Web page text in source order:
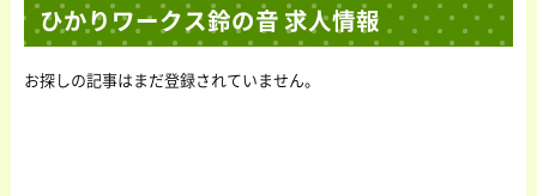
ひかりワークス鈴の音 求人情報
お探しの記事はまだ登録されていません。